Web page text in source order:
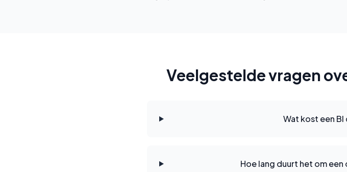
Veelgestelde vragen
Wat kost een
Hoe lang duurt het om